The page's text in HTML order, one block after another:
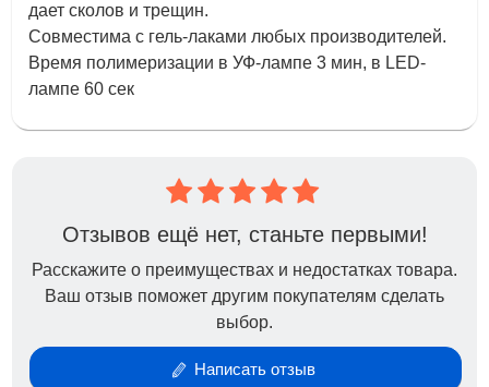
дает сколов и трещин.
Совместима с гель-лаками любых производителей.
Время полимеризации в УФ-лампе 3 мин, в LED-
лампе 60 сек
Отзывов ещё нет, станьте первыми!
Расскажите о преимуществах и недостатках товара.
Ваш отзыв поможет другим покупателям сделать
выбор.
Написать отзыв